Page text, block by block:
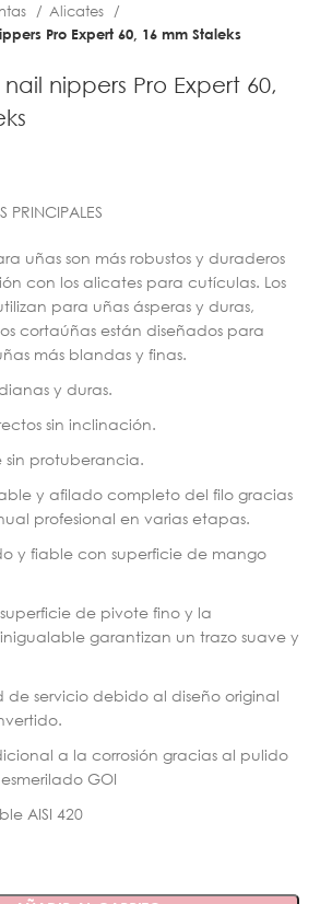
Alicates
Pro Expert 60, 16 mm Staleks
nail nippers Pro Expert 60,
PRINCIPALES
uñas son más robustos y duraderos
con los alicates para cutículas. Los
para uñas ásperas y duras,
cortaúñas están diseñados para
más blandas y finas.
y duras.
sin inclinación.
sin protuberancia.
y afilado completo del filo gracias
profesional en varias etapas.
y fiable con superficie de mango
de pivote fino y la
garantizan un trazo suave y
de servicio debido al diseño original
a la corrosión gracias al pulido
GOI
AISI 420